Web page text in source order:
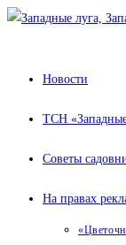
Перейти
Новости
ТСН
Советы
На правах